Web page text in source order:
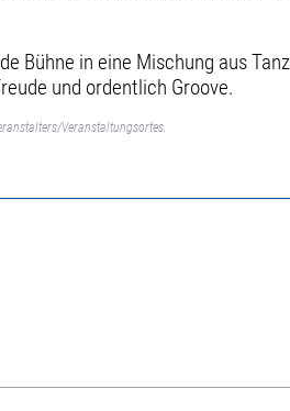
Bühne in eine Mischung aus
und ordentlich Groove.
Veranstaltungsortes.